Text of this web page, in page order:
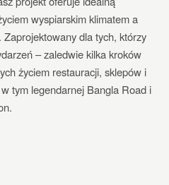
wyspiarskim klimatem a
dla tych, którzy
– zaledwie kilka kroków
życiem restauracji, sklepów i
tym legendarnej Bangla Road i